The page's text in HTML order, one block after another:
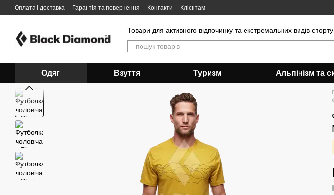
Перейти до основного контенту
Оплата і доставка Гарантія та повернення Контакти Клієнтам
Товари для активного відпочинку та екстремальних видів спорту
Одяг Взуття Туризм Альпінізм та